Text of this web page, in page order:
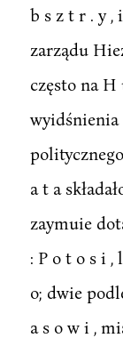
b s z t r . y ,
zarządu
często na H
wyidśnienia
a t a
zaymuie
: P o t o s i ,
o; dwie
a s o w i ,